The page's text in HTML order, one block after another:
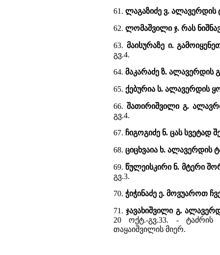
61. ლაგაზიძე ვ. ალავერდის
62. ლომაშვილი ჯ. რას
63. მაისურაზე ი.
გვ.4.
64. მაკარაძე ზ. ალავერდის
65. ქებურია ს. ალავერდის
66.შათირიშვილი გ.
გვ.4.
67. ჩიგოგიძე ნ. ცას სვეტად
68. ციცხვაია ხ. ალავერდის
69. წულეისკირი ნ. მტერი
გვ.3.
70. ჭიჭინაძე ე. მოვუაროთ
71.ჯავახიშვილი გ.
20 ოქტ.-გვ.33. - ტაძრის
თაყაიშვილის მიერ.